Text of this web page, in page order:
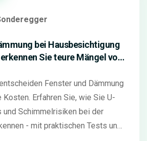
bei Hausbesichtigung
Sie teure Mängel vor
Fenster und Dämmung
Erfahren Sie, wie Sie U-
und Schimmelrisiken bei der
- mit praktischen Tests und